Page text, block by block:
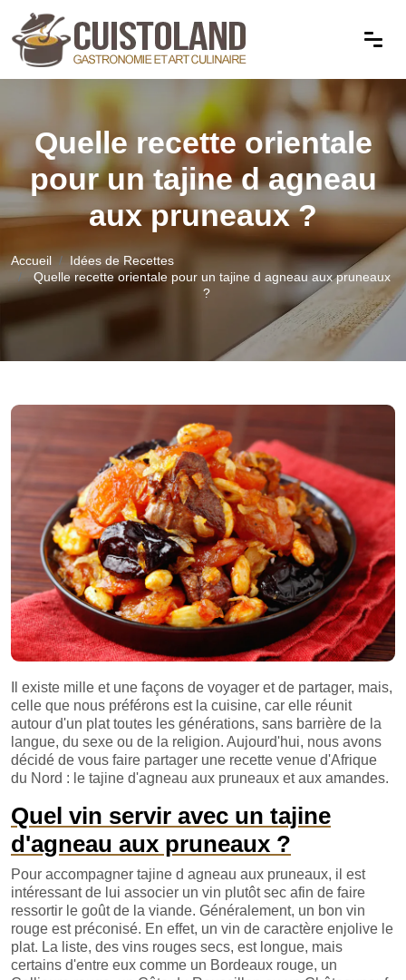
Quelle recette orientale
pour un tajine d agneau
aux pruneaux ?
Accueil
Idées de Recettes
Quelle recette orientale pour un tajine d agneau aux pruneaux
?
Il existe mille et une façons de voyager et de partager, mais,
celle que nous préférons est la cuisine, car elle réunit
autour d'un plat toutes les générations, sans barrière de la
langue, du sexe ou de la religion. Aujourd'hui, nous avons
décidé de vous faire partager une recette venue d'Afrique
du Nord : le tajine d'agneau aux pruneaux et aux amandes.
Quel vin servir avec un tajine
d'agneau aux pruneaux ?
Pour accompagner tajine d agneau aux pruneaux, il est
intéressant de lui associer un vin plutôt sec afin de faire
ressortir le goût de la viande. Généralement, un bon vin
rouge est préconisé. En effet, un vin de caractère enjolive le
plat. La liste, des vins rouges secs, est longue, mais
certains d'entre eux comme un Bordeaux rouge, un